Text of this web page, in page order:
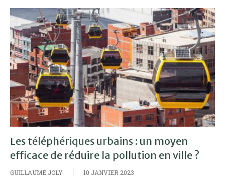
Les téléphériques urbains : un moyen
efficace de réduire la pollution en ville ?
GUILLAUME JOLY 10 JANVIER 2023